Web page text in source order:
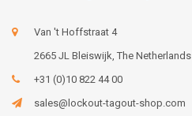
Van 't Hoffstraat 4
2665 JL Bleiswijk, The Netherlands
+31 (0)10 822 44 00
sales@lockout-tagout-shop.com